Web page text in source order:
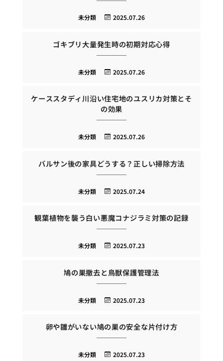
2025.07.26
未分類
ゴキブリ大量発生時の初期対応心得
2025.07.26
未分類
ケーススタディ川沿い住宅地のユスリカ対策とそ
の効果
2025.07.26
未分類
バルサン後の家具どうする？正しい掃除方法
2025.07.24
未分類
観葉植物を襲う白い悪魔コナジラミ対策の記録
2025.07.23
未分類
鳩の巣撤去と鳥獣保護管理法
2025.07.23
未分類
卵や雛がいない鳩の巣の安全な片付け方
2025.07.23
未分類